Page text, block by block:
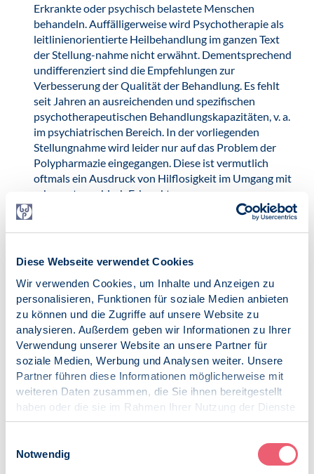
Diese Webseite verwendet Cookies
Wir verwenden Cookies, um Inhalte und Anzeigen zu
personalisieren, Funktionen für soziale Medien anbieten
zu können und die Zugriffe auf unsere Website zu
analysieren. Außerdem geben wir Informationen zu Ihrer
Verwendung unserer Website an unsere Partner für
soziale Medien, Werbung und Analysen weiter. Unsere
Partner führen diese Informationen möglicherweise mit
weiteren Daten zusammen, die Sie ihnen bereitgestellt
haben oder die sie im Rahmen Ihrer Nutzung der Dienste
gesammelt haben.
Notwendig
Erkrankte oder psychisch belastete Menschen
behandeln. Auffälligerweise wird Psychotherapie als
leitlinienorientierte Heilbehandlung im ganzen Text
der Stellung-nahme nicht erwähnt. Dementsprechend
undifferenziert sind die Empfehlungen zur
Verbesserung der Qualität der Behandlung. Es fehlt
seit Jahren an ausreichenden und spezifischen
psychotherapeutischen Behandlungskapazitäten, v. a.
im psychiatrischen Bereich. In der vorliegenden
Stellungnahme wird leider nur auf das Problem der
Polypharmazie eingegangen. Diese ist vermutlich
oftmals ein Ausdruck von Hilflosigkeit im Umgang mit
schwerst psychisch Erkrankten.
Der alleinige Fokus auf Medikation ist weder
leitliniengerecht noch sinnvoll. Die ausreichende und
sowie weitergehende Sektorenübergreifende
Strukturen der Teilhabe oder Kinder- und Jugendhilfe)
fehlen in dem Entwurf und in der Realität noch immer.
Ambulante Versorgungsverbesserung im GKV-
System
Die Kassenärztlichen Vereinigungen haben die
ambulante fachärztliche und psychotherapeutische
Versorgung sicherzustellen. Im ambulanten wie auch
im stationären Bereich besteht psychische
Erkrankungen betreffend seit längerem ein
stationären oder ambulanten Behandlungsplatz sind
oftmals zu lang. Die Hintergründe der Problematik sind